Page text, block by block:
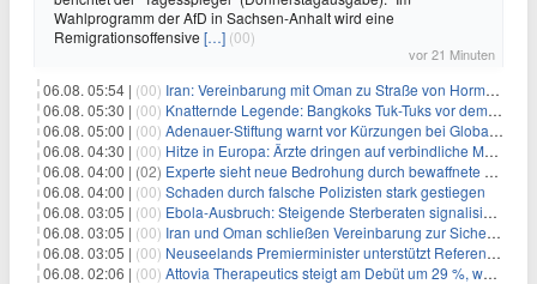
Wahlprogramm der AfD in Sachsen-Anhalt wird eine
Remigrationsoffensive […] (00)
vor 21 Minuten
06.08. 05:54 | (00) Iran: Vereinbarung mit Oman zu Straße von Hormus fast fertig
06.08. 05:30 | (00) Knatternde Legende: Bangkoks Tuk-Tuks vor dem Aus?
06.08. 05:00 | (00) Adenauer-Stiftung warnt vor Kürzungen bei Globaler Gesundheit
06.08. 04:30 | (00) Hitze in Europa: Ärzte dringen auf verbindliche Maßnahmen
06.08. 04:00 | (02) Experte sieht neue Bedrohung durch bewaffnete Drohnen
06.08. 04:00 | (00) Schaden durch falsche Polizisten stark gestiegen
06.08. 03:05 | (00) Ebola-Ausbruch: Steigende Sterberaten signalisieren dringenden Bedarf an verbesserter Gesundheitsinfrastruktur
06.08. 03:05 | (00) Iran und Oman schließen Vereinbarung zur Sicherung des Schiffsverkehrs durch die Straße von Hormuz
06.08. 03:05 | (00) Neuseelands Premierminister unterstützt Referendum über das Wahlsystem: Ein Schritt in Richtung verbesserter demokratischer Beteiligung
06.08. 02:06 | (00) Attovia Therapeutics steigt am Debüt um 29 %, was starkes Investorenvertrauen in biotechnologische Innovation signalisiert